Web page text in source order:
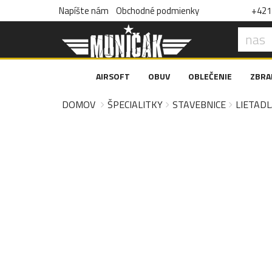
Napíšte nám Obchodné podmienky
AIRSOFT OBUV OBLEČENIE
DOMOV ŠPECIALITKY STAVEBNICE